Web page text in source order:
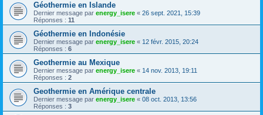
Géothermie en Islande
Dernier message par energy_isere « 26 sept. 2021, 15:39
Réponses : 11
Géothermie en Indonésie
Dernier message par energy_isere « 12 févr. 2015, 20:24
Réponses : 6
Geothermie au Mexique
Dernier message par energy_isere « 14 nov. 2013, 19:11
Réponses : 2
Geothermie en Amérique centrale
Dernier message par energy_isere « 08 oct. 2013, 13:56
Réponses : 3